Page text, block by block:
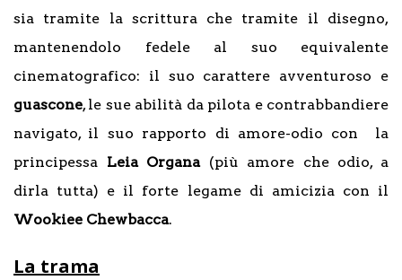
sia tramite la scrittura che tramite il disegno,
mantenendolo fedele al suo equivalente
cinematografico: il suo carattere avventuroso e
guascone, le sue abilità da pilota e contrabbandiere
navigato, il suo rapporto di amore-odio con la
principessa Leia Organa(più amore che odio, a
dirla tutta) e il forte legame di amicizia con il
Wookiee Chewbacca.
La trama